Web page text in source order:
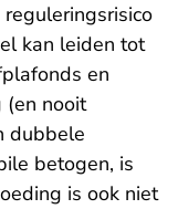
kan leiden tot
en
(en nooit
dubbele
betogen, is
is ook niet